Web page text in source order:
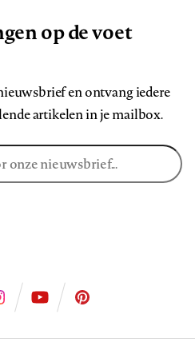
op de voet
en ontvang iedere
artikelen in je mailbox.
ons
ons